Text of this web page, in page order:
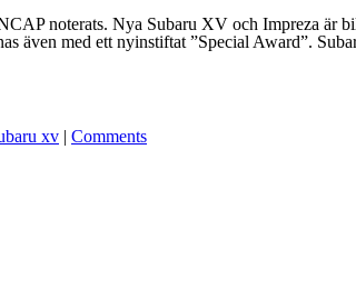
noterats. Nya Subaru XV och Impreza är
även med ett nyinstiftat ”Special Award”.
xv | Comments